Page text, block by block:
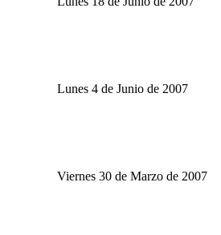
Lunes 4 de Junio de 2007
Viernes 30 de Marzo de 2007